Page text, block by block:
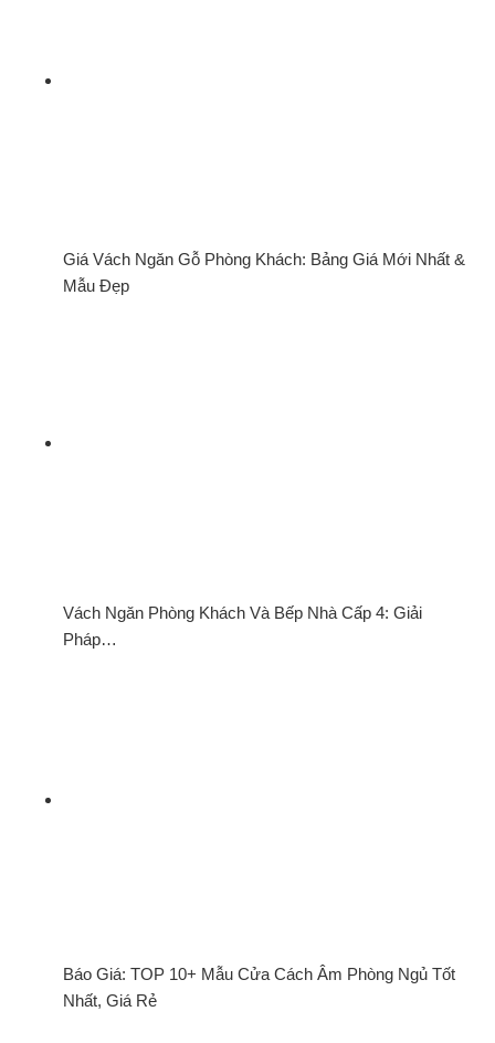
Giá Vách Ngăn Gỗ Phòng Khách: Bảng Giá Mới Nhất &
Mẫu Đẹp
Vách Ngăn Phòng Khách Và Bếp Nhà Cấp 4: Giải
Pháp…
Báo Giá: TOP 10+ Mẫu Cửa Cách Âm Phòng Ngủ Tốt
Nhất, Giá Rẻ